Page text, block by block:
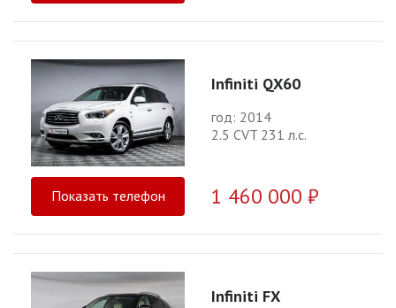
Infiniti QX60
год: 2014
2.5 CVT 231 л.с.
Показать телефон 1 460 000 ₽
Infiniti FX